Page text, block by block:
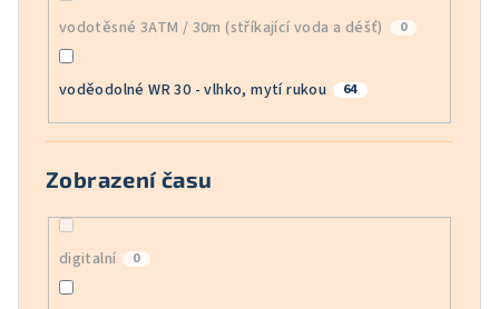
vodotěsné 3ATM / 30m (stříkající voda a déšť) 0
voděodolné WR 30 - vlhko, mytí rukou 64
Zobrazení času
digitalní 0